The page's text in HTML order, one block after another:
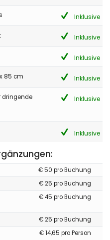
Inklusive
Inklusive
Inklusive
85 cm Inklusive
dringende
Inklusive
Inklusive
€ 50 pro Buchung
€ 25 pro Buchung
€ 45 pro Buchung
€ 25 pro Buchung
€ 14,65 pro Person